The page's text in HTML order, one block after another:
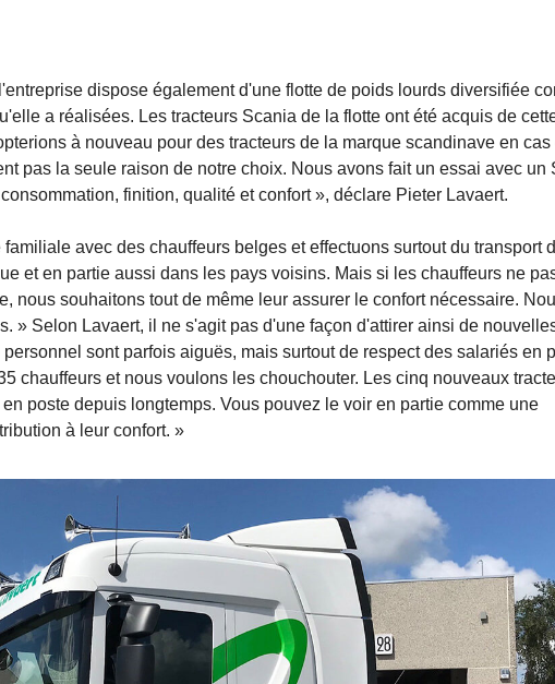
dispose également d'une flotte de poids lourds diversifiée
a réalisées. Les tracteurs Scania de la flotte ont été acquis de
à nouveau pour des tracteurs de la marque scandinave en cas
pas la seule raison de notre choix. Nous avons fait un essai avec un
finition, qualité et confort », déclare Pieter Lavaert.
avec des chauffeurs belges et effectuons surtout du transport
et en partie aussi dans les pays voisins. Mais si les chauffeurs ne
nous souhaitons tout de même leur assurer le confort nécessaire.
» Selon Lavaert, il ne s'agit pas d'une façon d'attirer ainsi de
sont parfois aiguës, mais surtout de respect des salariés en
chauffeurs et nous voulons les chouchouter. Les cinq nouveaux
poste depuis longtemps. Vous pouvez le voir en partie comme une
à leur confort. »